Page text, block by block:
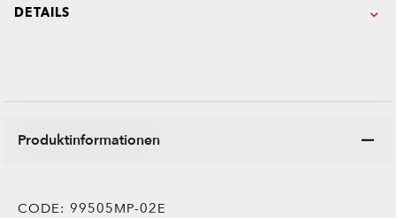
DETAILS
Produktinformationen
CODE: 99505MP-02E